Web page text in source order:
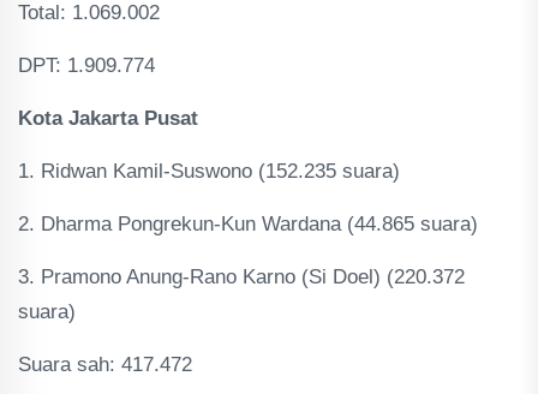
Total: 1.069.002
DPT: 1.909.774
Kota Jakarta Pusat
1. Ridwan Kamil-Suswono (152.235 suara)
2. Dharma Pongrekun-Kun Wardana (44.865 suara)
3. Pramono Anung-Rano Karno (Si Doel) (220.372
suara)
Suara sah: 417.472